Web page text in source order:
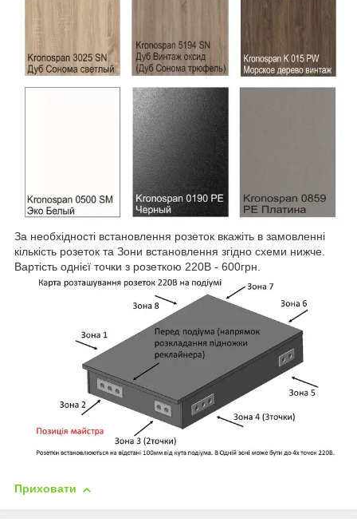
За необхідності встановлення розеток вкажіть в замовленні
кількість розеток та Зони встановлення згідно схеми нижче.
Вартість однієї точки з розеткою 220В - 600грн.
Приховати